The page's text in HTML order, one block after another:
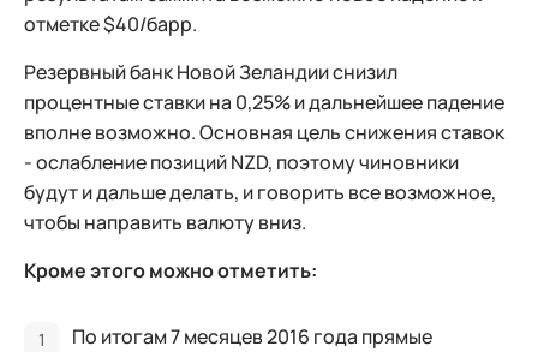
отметке $40/барр.
Резервный банк Новой Зеландии снизил
процентные ставки на 0,25% и дальнейшее падение
вполне возможно. Основная цель снижения ставок
- ослабление позиций NZD, поэтому чиновники
будут и дальше делать, и говорить все возможное,
чтобы направить валюту вниз.
Кроме этого можно отметить:
По итогам 7 месяцев 2016 года прямые